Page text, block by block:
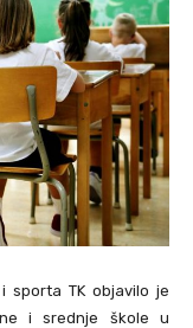
sporta TK objavilo je
i srednje škole u